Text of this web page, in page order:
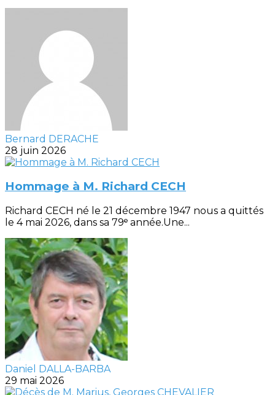
Bernard DERACHE
28 juin 2026
Hommage à M. Richard CECH
Richard CECH né le 21 décembre 1947 nous a quittés
le 4 mai 2026, dans sa 79ᵉ année.Une...
Daniel DALLA-BARBA
29 mai 2026